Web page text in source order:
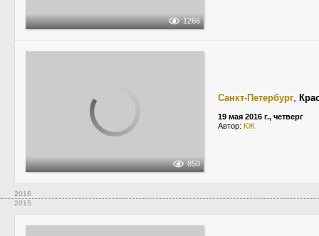
1266
850
Санкт-Петербург,
19 мая 2016 г., четверг
Автор: КЖ
2016
2015